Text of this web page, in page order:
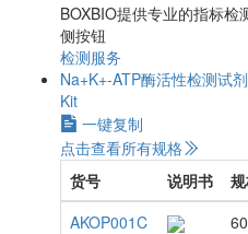
BOXBIO提供专业的指标
侧按钮
检测服务
Na+K+-ATP酶活性检测试
Kit
一键复制
点击查看所有规格
货号
说明书
AKOP001C